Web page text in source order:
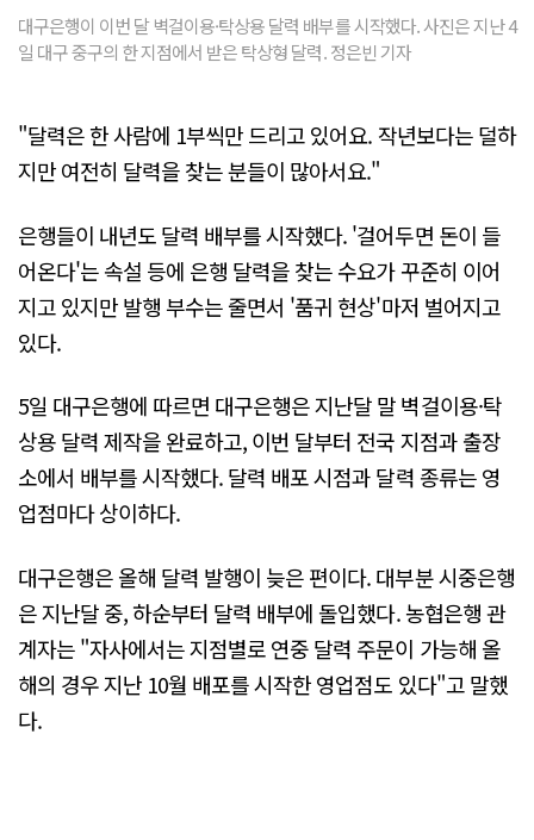
대구은행이 이번 달 벽걸이용·탁상용 달력 배부를 시작했다. 사진은 지난 4
일 대구 중구의 한 지점에서 받은 탁상형 달력. 정은빈 기자
"달력은 한 사람에 1부씩만 드리고 있어요. 작년보다는 덜하
지만 여전히 달력을 찾는 분들이 많아서요."
은행들이 내년도 달력 배부를 시작했다. '걸어두면 돈이 들
어온다'는 속설 등에 은행 달력을 찾는 수요가 꾸준히 이어
지고 있지만 발행 부수는 줄면서 '품귀 현상'마저 벌어지고
있다.
5일 대구은행에 따르면 대구은행은 지난달 말 벽걸이용·탁
상용 달력 제작을 완료하고, 이번 달부터 전국 지점과 출장
소에서 배부를 시작했다. 달력 배포 시점과 달력 종류는 영
업점마다 상이하다.
대구은행은 올해 달력 발행이 늦은 편이다. 대부분 시중은행
은 지난달 중, 하순부터 달력 배부에 돌입했다. 농협은행 관
계자는 "자사에서는 지점별로 연중 달력 주문이 가능해 올
해의 경우 지난 10월 배포를 시작한 영업점도 있다"고 말했
다.